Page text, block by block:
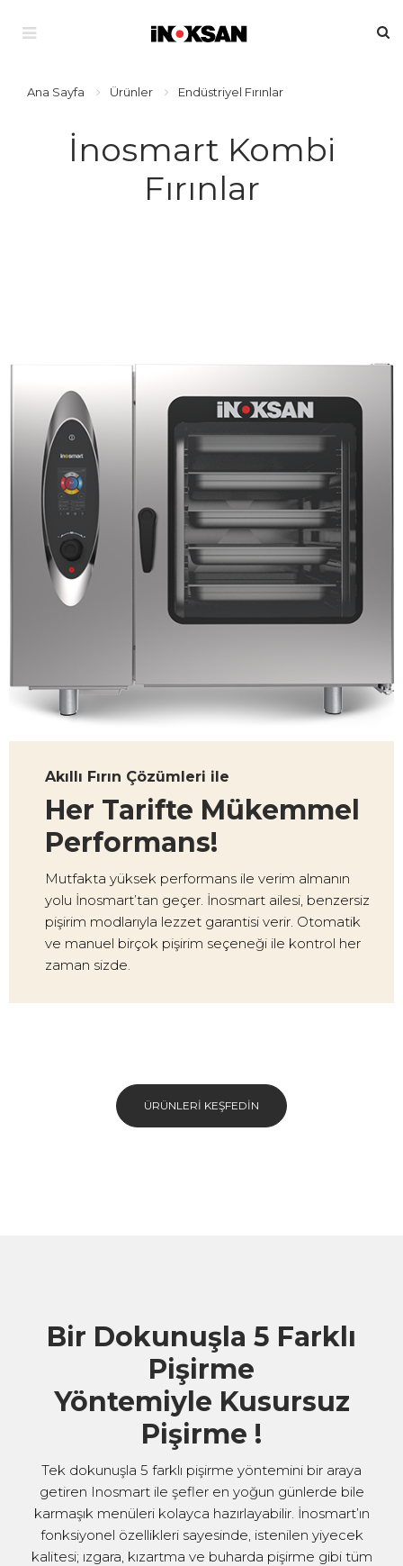
Ana Sayfa Ürünler Endüstriyel Fırınlar
İnosmart Kombi
Fırınlar
Akıllı Fırın Çözümleri ile
Her Tarifte Mükemmel
Performans!
Mutfakta yüksek performans ile verim almanın
yolu İnosmart’tan geçer. İnosmart ailesi, benzersiz
pişirim modlarıyla lezzet garantisi verir. Otomatik
ve manuel birçok pişirim seçeneği ile kontrol her
zaman sizde.
ÜRÜNLERI KEŞFEDIN
Bir Dokunuşla 5 Farklı
Pişirme
Yöntemiyle Kusursuz
Pişirme !
Tek dokunuşla 5 farklı pişirme yöntemini bir araya
getiren Inosmart ile şefler en yoğun günlerde bile
karmaşık menüleri kolayca hazırlayabilir. İnosmart’ın
fonksiyonel özellikleri sayesinde, istenilen yiyecek
kalitesi; ızgara, kızartma ve buharda pişirme gibi tüm